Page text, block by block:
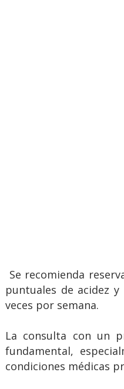
Se recomienda
puntuales de acidez
veces por semana.
La consulta con un
fundamental,
condiciones médicas